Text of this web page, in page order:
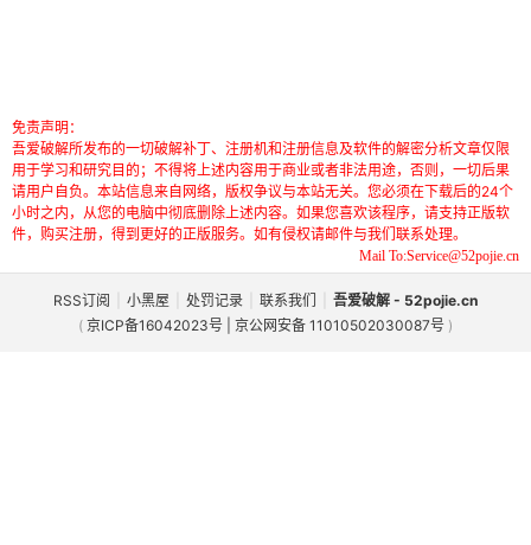
免责声明：
吾爱破解所发布的一切破解补丁、注册机和注册信息及软件的解密分析文章仅限
用于学习和研究目的；不得将上述内容用于商业或者非法用途，否则，一切后果
请用户自负。本站信息来自网络，版权争议与本站无关。您必须在下载后的24个
小时之内，从您的电脑中彻底删除上述内容。如果您喜欢该程序，请支持正版软
件，购买注册，得到更好的正版服务。如有侵权请邮件与我们联系处理。
Mail To:Service@52pojie.cn
RSS订阅 小黑屋 处罚记录 联系我们
吾爱破解 - 52pojie.cn
( 京ICP备16042023号 | 京公网安备 11010502030087号 )